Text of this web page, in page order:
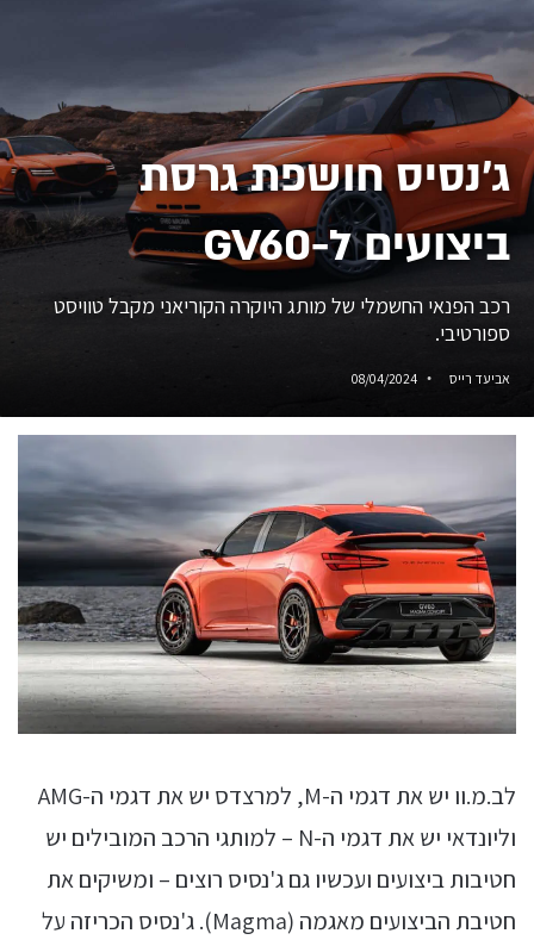
ג'נסיס חושפת גרסת
ביצועים ל-GV60
רכב הפנאי החשמלי של מותג היוקרה הקוריאני מקבל טוויסט
ספורטיבי.
אביעד רייס 08/04/2024
לב.מ.וו יש את דגמי ה-M, למרצדס יש את דגמי ה-AMG
וליונדאי יש את דגמי ה-N – למותגי הרכב המובילים יש
חטיבות ביצועים ועכשיו גם ג'נסיס רוצים – ומשיקים את
חטיבת הביצועים מאגמה (Magma). ג'נסיס הכריזה על